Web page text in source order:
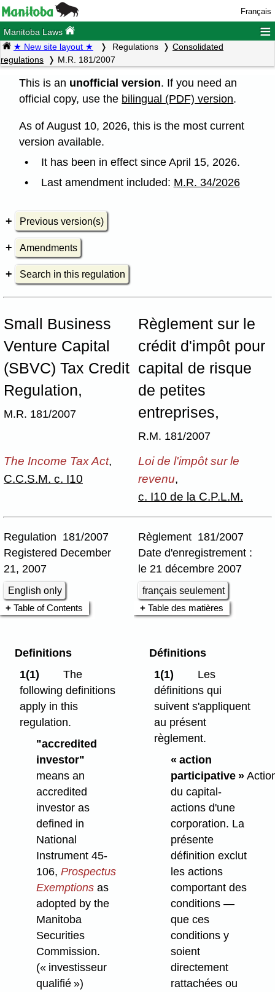
Français
Manitoba Laws ≡
★ New site layout ★ Regulations
Consolidated
regulations
M.R. 181/2007
This is an unofficial version. If you need an
official copy, use the bilingual (PDF) version.
As of August 10, 2026, this is the most current
version available.
It has been in effect since April 15, 2026.
Last amendment included: M.R. 34/2026
Previous version(s)
Amendments
Search in this regulation
Small Business
Venture Capital
(SBVC) Tax Credit
Regulation,
M.R. 181/2007
Règlement sur le
crédit d'impôt pour
capital de risque
de petites
entreprises,
R.M. 181/2007
The Income Tax Act,
C.C.S.M. c. I10
Loi de l'impôt sur le
revenu,
c. I10 de la C.P.L.M.
Regulation 181/2007
Registered December
21, 2007
English only
Règlement 181/2007
Date d'enregistrement :
le 21 décembre 2007
français seulement
Table of Contents
Table des matières
Definitions
1(1)
The
following definitions
apply in this
regulation.
"accredited
investor"
means an
accredited
investor as
defined in
National
Instrument 45-
106, Prospectus
Exemptionsas
adopted by the
Manitoba
Securities
Commission.
(« investisseur
qualifié »)
Définitions
1(1)
Les
définitions qui
suivent s'appliquent
au présent
règlement.
« action
participative »
du capital-
actions d'une
corporation. La
présente
définition exclut
les actions
comportant des
conditions —
que ces
conditions y
soient
directement
rattachées ou